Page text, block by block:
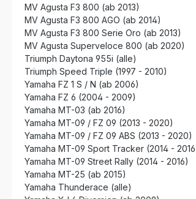
MV Agusta F3 800 (ab 2013)
MV Agusta F3 800 AGO (ab 2014)
MV Agusta F3 800 Serie Oro (ab 2013)
MV Agusta Superveloce 800 (ab 2020)
Triumph Daytona 955i (alle)
Triumph Speed Triple (1997 - 2010)
Yamaha FZ 1 S / N (ab 2006)
Yamaha FZ 6 (2004 - 2009)
Yamaha MT-03 (ab 2016)
Yamaha MT-09 / FZ 09 (2013 - 2020)
Yamaha MT-09 / FZ 09 ABS (2013 - 2020)
Yamaha MT-09 Sport Tracker (2014 -
Yamaha MT-09 Street Rally (2014 - 2016)
Yamaha MT-25 (ab 2015)
Yamaha Thunderace (alle)